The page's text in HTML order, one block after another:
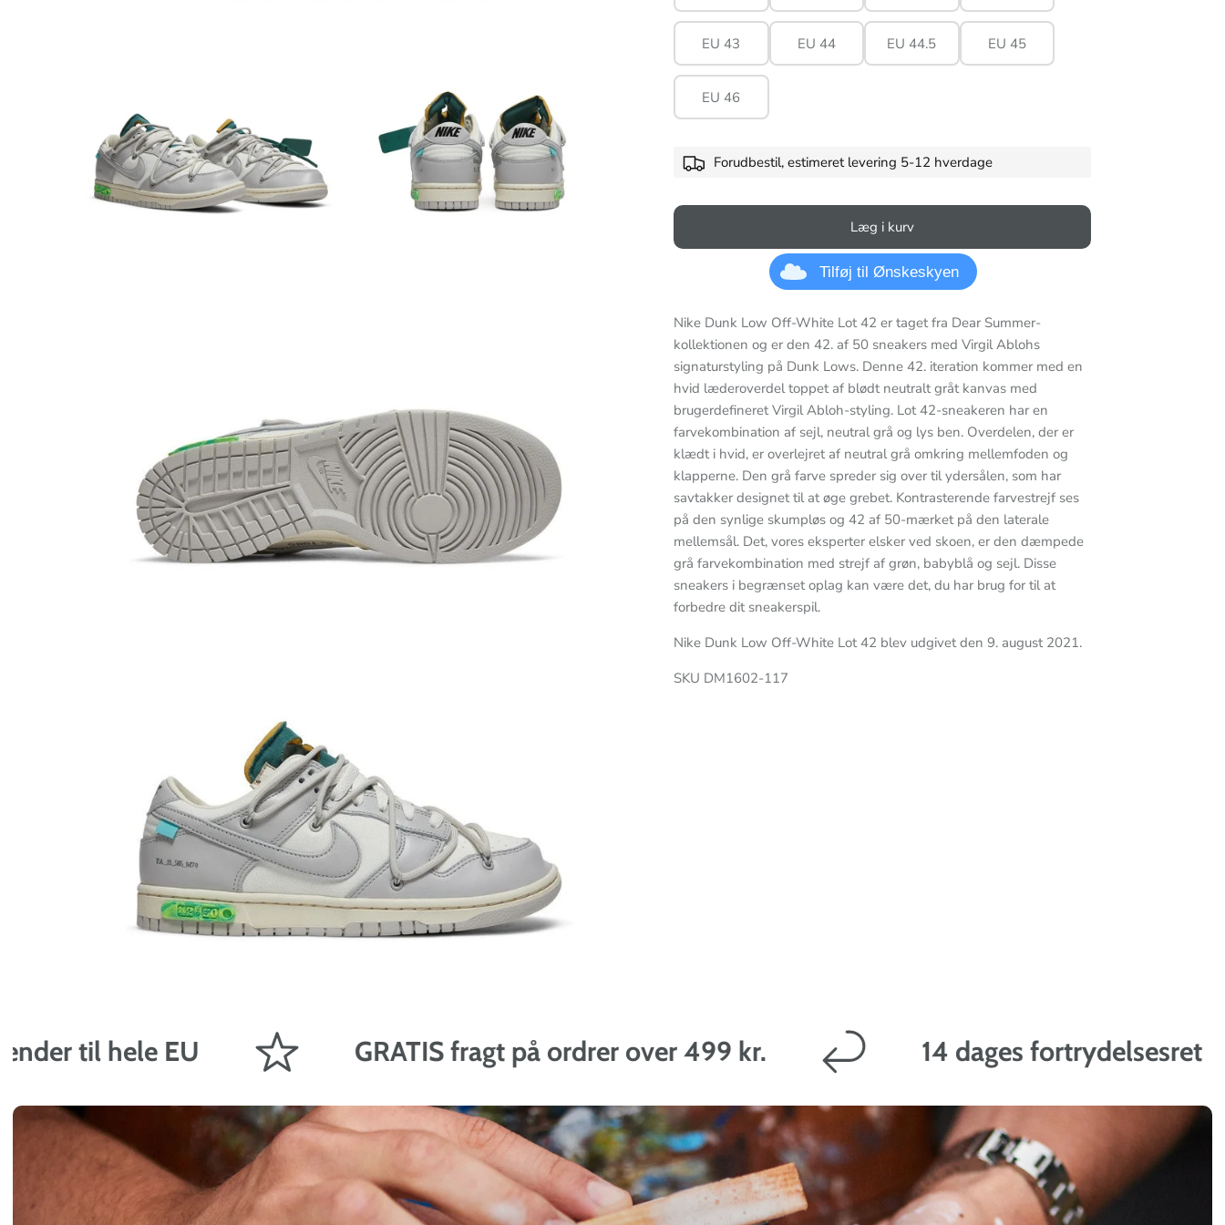
EU 43 EU 44 EU 44.5 EU 45
EU 46
Forudbestil, estimeret levering 5-12 hverdage
Læg i kurv
Tilføj til Ønskeskyen
Nike Dunk Low Off-White Lot 42 er taget fra Dear Summer-
kollektionen og er den 42. af 50 sneakers med Virgil Ablohs
signaturstyling på Dunk Lows. Denne 42. iteration kommer med en
hvid læderoverdel toppet af blødt neutralt gråt kanvas med
brugerdefineret Virgil Abloh-styling. Lot 42-sneakeren har en
farvekombination af sejl, neutral grå og lys ben. Overdelen, der er
klædt i hvid, er overlejret af neutral grå omkring mellemfoden og
klapperne. Den grå farve spreder sig over til ydersålen, som har
savtakker designet til at øge grebet. Kontrasterende farvestrejf ses
på den synlige skumpløs og 42 af 50-mærket på den laterale
mellemsål. Det, vores eksperter elsker ved skoen, er den dæmpede
grå farvekombination med strejf af grøn, babyblå og sejl. Disse
sneakers i begrænset oplag kan være det, du har brug for til at
forbedre dit sneakerspil.
Nike Dunk Low Off-White Lot 42 blev udgivet den 9. august 2021.
SKU DM1602-117
hele EU GRATIS fragt på ordrer over 499 kr. 14 dages fortrydelsesret